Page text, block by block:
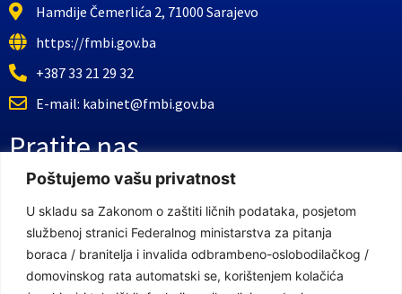
Poštujemo vašu privatnost
U skladu sa Zakonom o zaštiti ličnih podataka, posjetom
službenoj stranici Federalnog ministarstva za pitanja
boraca / branitelja i invalida odbrambeno-oslobodilačkog /
domovinskog rata automatski se, korištenjem kolačića
Hamdije Čemerlića 2, 71000 Sarajevo
https://fmbi.gov.ba
+387 33 21 29 32
E-mail: kabinet@fmbi.gov.ba
Pratite nas
Facebook Stranica
Youtube Kanal
Linkovi